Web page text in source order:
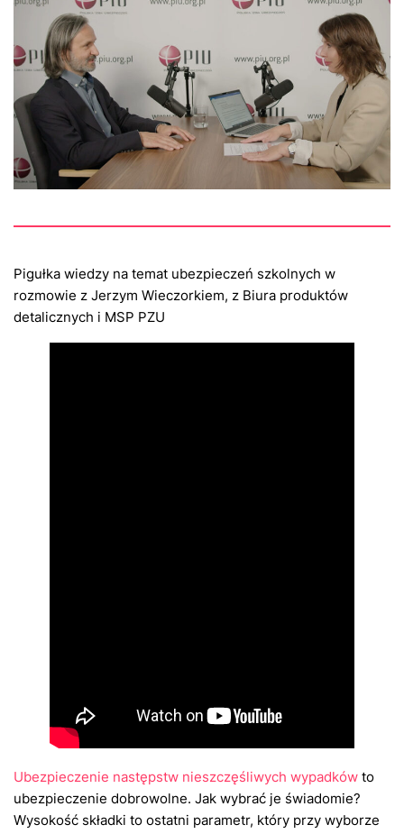
Pigułka wiedzy na temat ubezpieczeń szkolnych w
rozmowie z Jerzym Wieczorkiem, z Biura produktów
detalicznych i MSP PZU
Ubezpieczenie następstw nieszczęśliwych wypadków to
ubezpieczenie dobrowolne. Jak wybrać je świadomie?
Wysokość składki to ostatni parametr, który przy wyborze